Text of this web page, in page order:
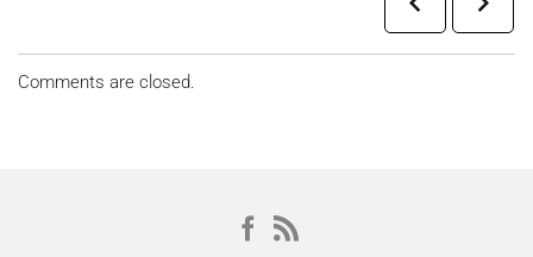
Comments are closed.